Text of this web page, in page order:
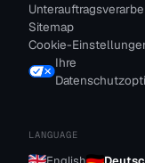
Sitemap
Cookie-
Ihre
LANGUAGE